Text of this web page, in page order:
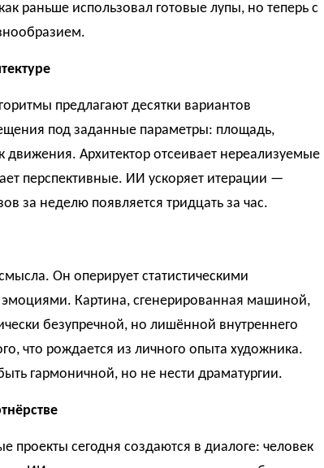
раньше использовал готовые лупы, но теперь с
предлагают десятки вариантов
под заданные параметры: площадь,
движения. Архитектор отсеивает нереализуемые
перспективные. ИИ ускоряет итерации —
за неделю появляется тридцать за час.
Он оперирует статистическими
эмоциями. Картина, сгенерированная машиной,
безупречной, но лишённой внутреннего
что рождается из личного опыта художника.
гармоничной, но не нести драматургии.
проекты сегодня создаются в диалоге: человек